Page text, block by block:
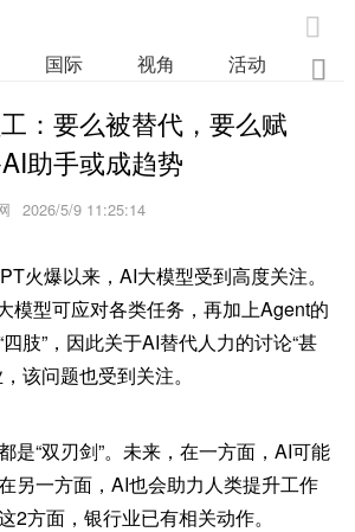

国际 视角 活动 业

：要么被替代，要么赋
助手或成趋势
2026/5/9 11:25:14
火爆以来，AI大模型受到高度关注。
模型可应对各类任务，再加上Agent的
肢”，因此关于AI替代人力的讨论“甚
该问题也受到关注。
是“双刃剑”。未来，在一方面，AI可能
另一方面，AI也会助力人类提升工作
2方面，银行业已有相关动作。